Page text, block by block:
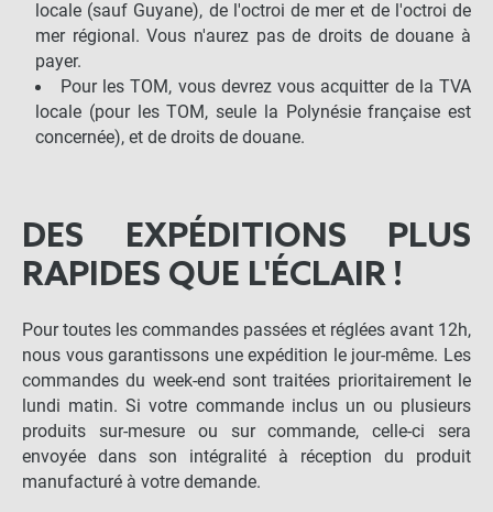
locale (sauf Guyane), de l'octroi de mer et de l'octroi de
mer régional. Vous n'aurez pas de droits de douane à
payer.
Pour les TOM, vous devrez vous acquitter de la TVA
locale (pour les TOM, seule la Polynésie française est
concernée), et de droits de douane.
DES EXPÉDITIONS PLUS
RAPIDES QUE L'ÉCLAIR !
Pour toutes les commandes passées et réglées avant 12h,
nous vous garantissons une expédition le jour-même. Les
commandes du week-end sont traitées prioritairement le
lundi matin. Si votre commande inclus un ou plusieurs
produits sur-mesure ou sur commande, celle-ci sera
envoyée dans son intégralité à réception du produit
manufacturé à votre demande.